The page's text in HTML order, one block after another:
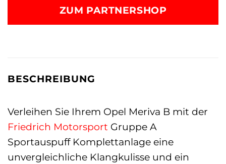
ZUM PARTNERSHOP
BESCHREIBUNG
Verleihen Sie Ihrem Opel Meriva B mit der
Friedrich Motorsport Gruppe A
Sportauspuff Komplettanlage eine
unvergleichliche Klangkulisse und ein